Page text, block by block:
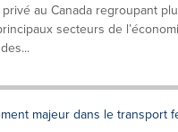
au Canada regroupant
secteurs de
majeur dans le transport